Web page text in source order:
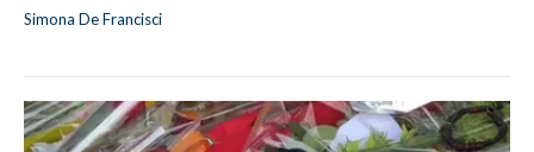
Simona De Francisci